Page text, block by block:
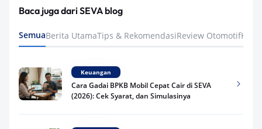
Baca juga dari SEVA blog
SemuaBerita UtamaTips & RekomendasiReview Otomotif
Keuangan
Cara Gadai BPKB Mobil Cepat Cair di SEVA
(2026): Cek Syarat, dan Simulasinya